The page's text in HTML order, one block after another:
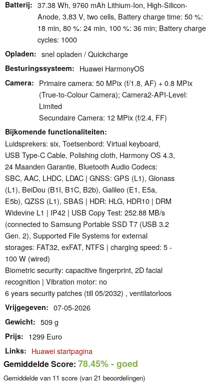
Batterij
37.38 Wh, 9760 mAh Lithium-Ion, High-Silicon-
Anode, 3,83 V, two cells, Battery charge time: 50 %:
18 min, 80 %: 24 min, 100 %: 36 min; Battery charge
cycles: 1000
Opladen snel opladen / Quickcharge
Besturingssysteem Huawei HarmonyOS
Camera
Primaire camera: 50 MPix (f/1.8, AF) + 0.8 MPix
(True-to-Colour Camera); Camera2-API-Level:
Limited
Secundaire Camera: 12 MPix (f/2.4, FF)
Bijkomende functionaliteiten
Luidsprekers: six, Toetsenbord: Virtual keyboard,
USB Type-C Cable, Polishing cloth, Harmony OS 4.3,
24 Maanden Garantie, Bluetooth Audio Codecs:
SBC, AAC, LHDC, LDAC | GNSS: GPS (L1), Glonass
(L1), BeiDou (B1I, B1C, B2b), Galileo (E1, E5a,
E5b), QZSS (L1), SBAS | HDR: HLG, HDR10 | DRM
Widevine L1 | IP42 | USB Copy Test: 252.88 MB/s
(connected to Samsung Portable SSD T7 (USB 3.2
Gen. 2), Supported File Systems for external
storages: FAT32, exFAT, NTFS | charging speed: 5 -
100 W (wired)
Biometric security: capacitive fingerprint, 2D facial
recognition | Vibration motor: no
6 years security patches (till 05/2032) , ventilatorloos
Vrijgegeven 07-05-2026
Gewicht 509 g
Prijs 1299 Euro
Links Huawei startpagina
Gemiddelde Score: 78.45%- goed
Gemiddelde van 11 score (van 21 beoordelingen)